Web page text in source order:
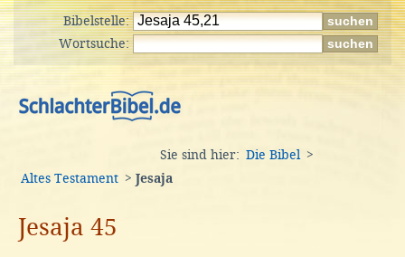
Bibelstelle:
Wortsuche:
Sie sind hier: Die Bibel
>
Altes Testament > Jesaja
Jesaja 45